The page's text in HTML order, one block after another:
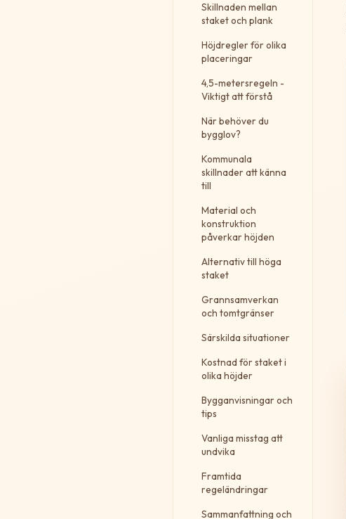
Skillnaden mellan
staket och plank
Höjdregler för olika
placeringar
4,5-metersregeln -
Viktigt att förstå
När behöver du
bygglov?
Kommunala
skillnader att känna
till
Material och
konstruktion
påverkar höjden
Alternativ till höga
staket
Grannsamverkan
och tomtgränser
Särskilda situationer
Kostnad för staket i
olika höjder
Bygganvisningar och
tips
Vanliga misstag att
undvika
Framtida
regeländringar
Sammanfattning och